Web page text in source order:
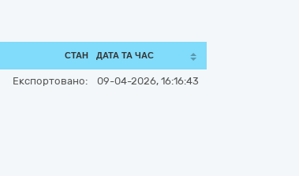
СТАН ДАТА ТА ЧАС
Експортовано: 09-04-2026, 16:16:43